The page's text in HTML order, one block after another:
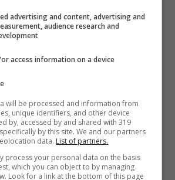
della magistratura si sdoppia:
(ANSA FOTO) – notizie.com
è attualmente composto
: il presidente della
advertising and content, advertising and
audience research and
access information on a device
will be processed and information from
unique identifiers, and other device
by, accessed by and shared with 319
by this site. We and our partners
data. List of partners.
process your personal data on the basis
which you can object to by managing
Look for a link at the bottom of this page